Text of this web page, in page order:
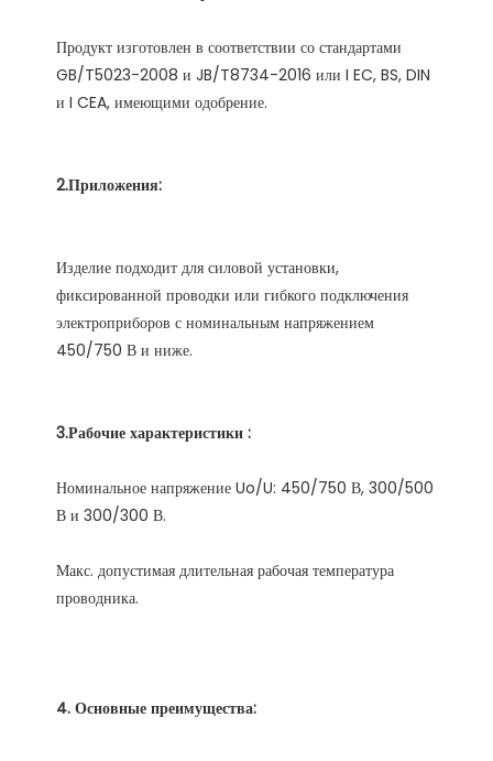
Продукт изготовлен в соответствии со стандартами
GB/T5023-2008 и JB/T8734-2016 или I EC, BS, DIN
Изделие подходит для силовой установки,
фиксированной проводки или гибкого подключения
электроприборов с номинальным напряжением
Номинальное напряжение Uo/U: 450/750 В, 300/500
Макс. допустимая длительная рабочая температура